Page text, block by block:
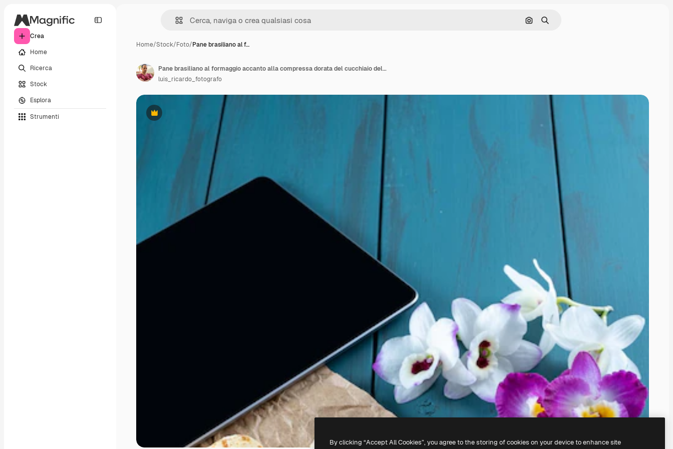
Crea
Home
Ricerca
Stock
Esplora
Strumenti
Cerca per immagine
Ricerca
Home/Stock/Foto/Pane brasiliano al f…
Premium
Pane brasiliano al formaggio accanto alla compressa dorata del cucchiaio della tazza di caffè e ai flowersvertical
luis_ricardo_fotografo
By clicking “Accept All Cookies”, you agree to the storing of cookies on your device to enhance site